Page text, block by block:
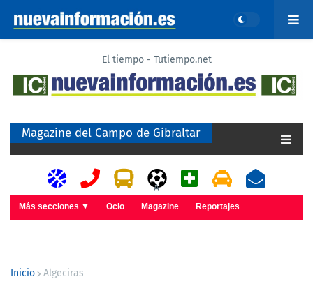
El tiempo - Tutiempo.net
Magazine del Campo de Gibraltar
A
Más secciones ▼ Ocio Magazine Reportajes
Inicio Algeciras